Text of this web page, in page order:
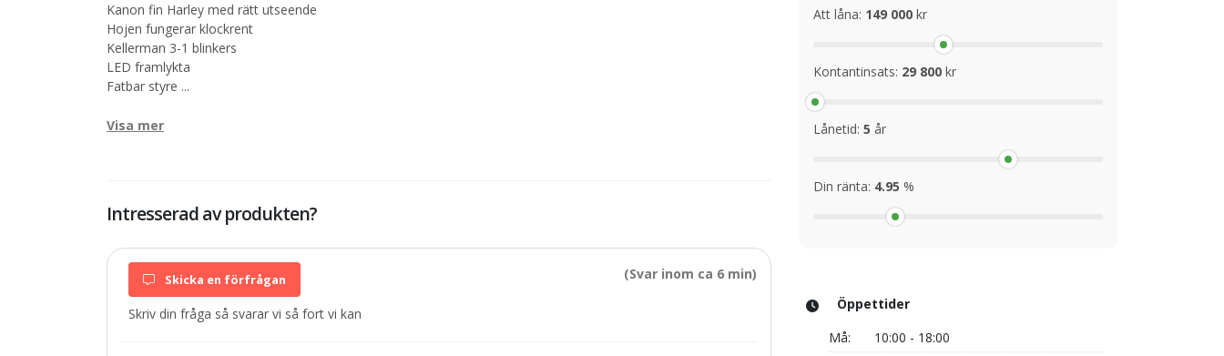
Kanon fin Harley med rätt utseende
Hojen fungerar klockrent
Kellerman 3-1 blinkers
LED framlykta
Fatbar styre ...
Visa mer
Intresserad av produkten?
Skicka en förfrågan (Svar inom ca 6 min)
Skriv din fråga så svarar vi så fort vi kan
Att låna: 149 000 kr
Kontantinsats: 29 800 kr
Lånetid: 5 år
Din ränta: 4.95 %
Öppettider
Må:
10:00 - 18:00